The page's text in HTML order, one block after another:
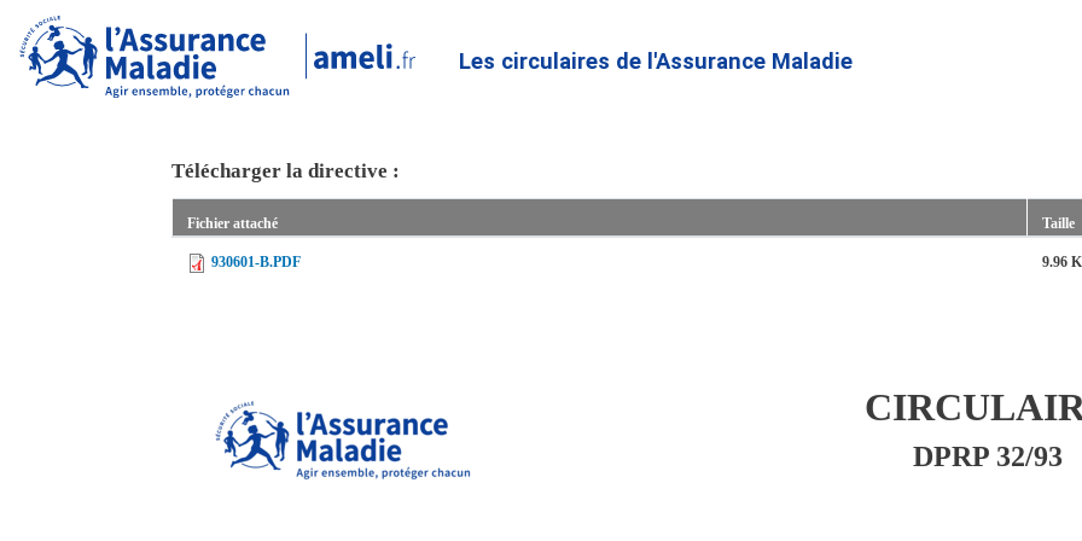
au
contenu
Les circulaires de l'Assurance Maladie
Télécharger la directive :
Fichier attaché Taille
930601-B.PDF 9.96
DPRP 32/93